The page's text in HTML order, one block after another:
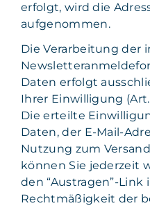
erfolgt, wird die
aufgenommen.
Die Verarbeitung der
Daten erfolgt
Ihrer Einwilligung (Art.
Die erteilte
Daten, der E-Mail-
Nutzung zum
können Sie jederzeit
den “Austragen”-Link
Rechtmäßigkeit der